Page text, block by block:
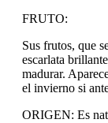
FRUTO:
Sus frutos, que
escarlata
madurar.
el invierno si
ORIGEN: Es